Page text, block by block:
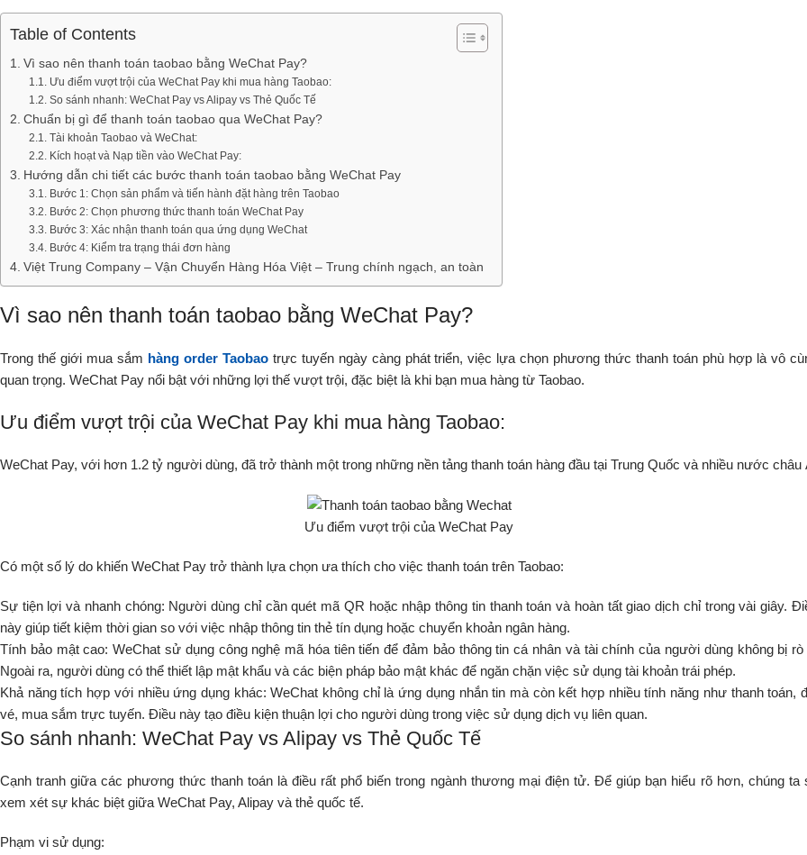
Table of Contents
Vì sao nên thanh toán taobao bằng WeChat Pay?
Ưu điểm vượt trội của WeChat Pay khi mua hàng Taobao:
So sánh nhanh: WeChat Pay vs Alipay vs Thẻ Quốc Tế
Chuẩn bị gì để thanh toán taobao qua WeChat Pay?
Tài khoản Taobao và WeChat:
Kích hoạt và Nạp tiền vào WeChat Pay:
Hướng dẫn chi tiết các bước thanh toán taobao bằng WeChat Pay
Bước 1: Chọn sản phẩm và tiến hành đặt hàng trên Taobao
Bước 2: Chọn phương thức thanh toán WeChat Pay
Bước 3: Xác nhận thanh toán qua ứng dụng WeChat
Bước 4: Kiểm tra trạng thái đơn hàng
Việt Trung Company – Vận Chuyển Hàng Hóa Việt – Trung chính ngạch, an toàn
Vì sao nên thanh toán taobao bằng WeChat Pay?
Trong thế giới mua sắm hàng order Taobaotrực tuyến ngày càng phát triển, việc lựa chọn phương thức thanh toán phù hợp là vô
quan trọng. WeChat Pay nổi bật với những lợi thế vượt trội, đặc biệt là khi bạn mua hàng từ Taobao.
Ưu điểm vượt trội của WeChat Pay khi mua hàng Taobao:
WeChat Pay, với hơn 1.2 tỷ người dùng, đã trở thành một trong những nền tảng thanh toán hàng đầu tại Trung Quốc và nhiều nước châu
Ưu điểm vượt trội của WeChat Pay
Có một số lý do khiến WeChat Pay trở thành lựa chọn ưa thích cho việc thanh toán trên Taobao:
Sự tiện lợi và nhanh chóng: Người dùng chỉ cần quét mã QR hoặc nhập thông tin thanh toán và hoàn tất giao dịch chỉ trong vài giây.
này giúp tiết kiệm thời gian so với việc nhập thông tin thẻ tín dụng hoặc chuyển khoản ngân hàng.
Tính bảo mật cao: WeChat sử dụng công nghệ mã hóa tiên tiến để đảm bảo thông tin cá nhân và tài chính của người dùng không bị rò
Ngoài ra, người dùng có thể thiết lập mật khẩu và các biện pháp bảo mật khác để ngăn chặn việc sử dụng tài khoản trái phép.
Khả năng tích hợp với nhiều ứng dụng khác: WeChat không chỉ là ứng dụng nhắn tin mà còn kết hợp nhiều tính năng như thanh toán,
vé, mua sắm trực tuyến. Điều này tạo điều kiện thuận lợi cho người dùng trong việc sử dụng dịch vụ liên quan.
So sánh nhanh: WeChat Pay vs Alipay vs Thẻ Quốc Tế
Cạnh tranh giữa các phương thức thanh toán là điều rất phổ biến trong ngành thương mại điện tử. Để giúp bạn hiểu rõ hơn, chúng ta
xem xét sự khác biệt giữa WeChat Pay, Alipay và thẻ quốc tế.
Phạm vi sử dụng: